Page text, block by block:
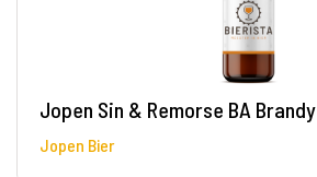
Jopen Sin & Remorse BA Brandy
Jopen Bier